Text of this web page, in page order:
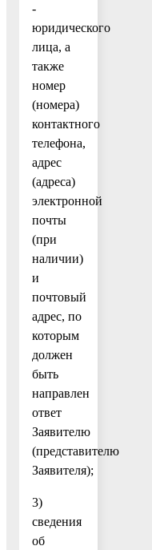
-
юридического
лица, а
также
номер
(номера)
контактного
телефона,
адрес
(адреса)
электронной
почты
(при
наличии)
и
почтовый
адрес, по
которым
должен
быть
направлен
ответ
Заявителю
(представителю
Заявителя);
3)
сведения
об